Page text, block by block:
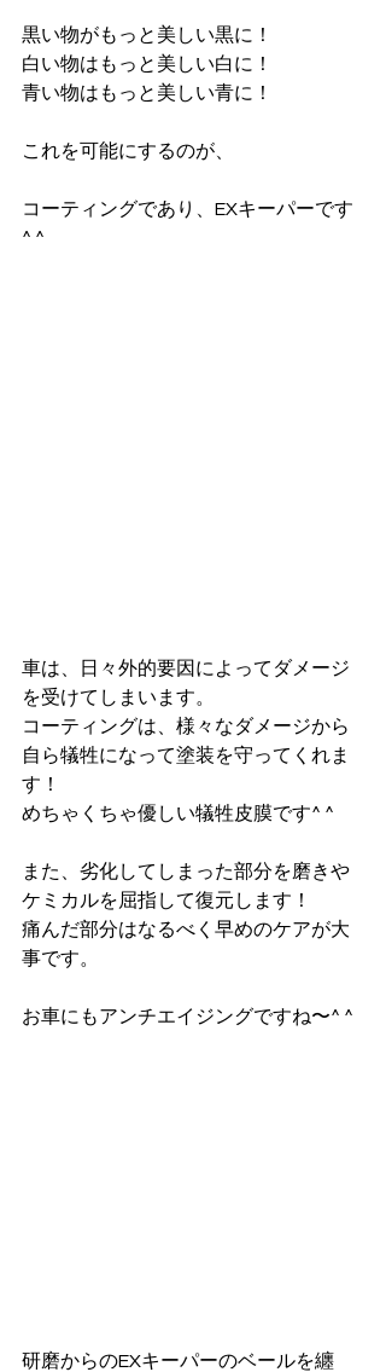
黒い物がもっと美しい黒に！
白い物はもっと美しい白に！
青い物はもっと美しい青に！
これを可能にするのが、
コーティングであり、EXキーパーです
^ ^
車は、日々外的要因によってダメージ
を受けてしまいます。
コーティングは、様々なダメージから
自ら犠牲になって塗装を守ってくれま
す！
めちゃくちゃ優しい犠牲皮膜です^ ^
また、劣化してしまった部分を磨きや
ケミカルを屈指して復元します！
痛んだ部分はなるべく早めのケアが大
事です。
お車にもアンチエイジングですね〜^ ^
研磨からのEXキーパーのベールを纏